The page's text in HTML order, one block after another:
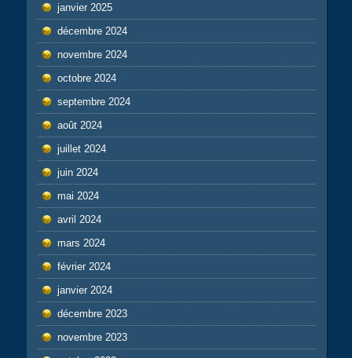
janvier 2025
décembre 2024
novembre 2024
octobre 2024
septembre 2024
août 2024
juillet 2024
juin 2024
mai 2024
avril 2024
mars 2024
février 2024
janvier 2024
décembre 2023
novembre 2023